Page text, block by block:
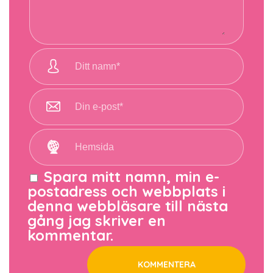
Spara mitt namn, min e-
postadress och webbplats i
denna webbläsare till nästa
gång jag skriver en
kommentar.